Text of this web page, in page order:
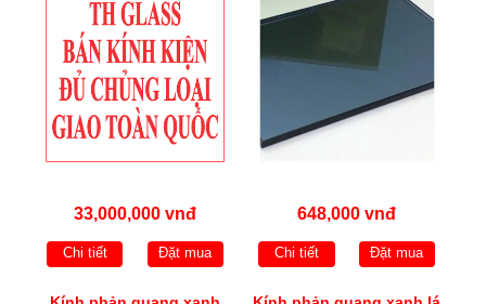
33,000,000 vnđ
Chi tiết Đặt mua
648,000 vnđ
Chi tiết Đặt mua